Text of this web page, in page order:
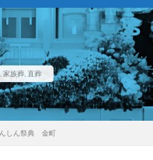
, 家族葬, 直葬
しん祭典 金町